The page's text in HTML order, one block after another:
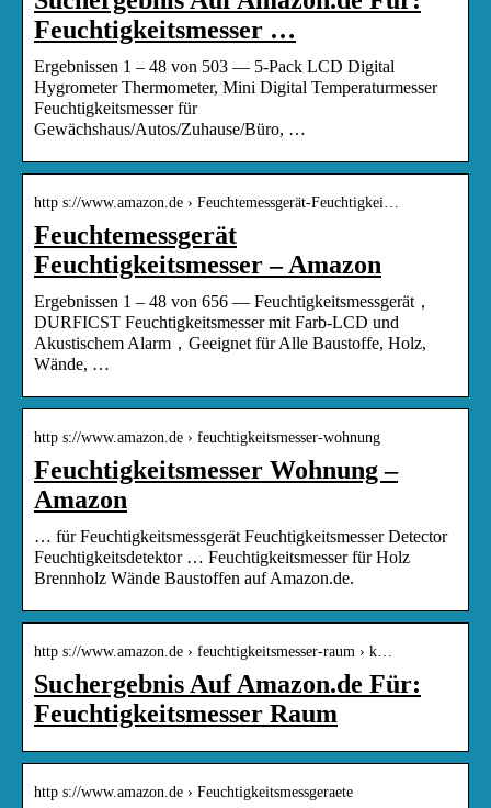
Feuchtigkeitsmesser …
Ergebnissen 1 – 48 von 503 — 5-Pack LCD Digital
Hygrometer Thermometer, Mini Digital Temperaturmesser
Feuchtigkeitsmesser für
Gewächshaus/Autos/Zuhause/Büro, …
http s://www.amazon.de › Feuchtemessgerät-Feuchtigkei…
Feuchtemessgerät
Feuchtigkeitsmesser – Amazon
Ergebnissen 1 – 48 von 656 — Feuchtigkeitsmessgerät，
DURFICST Feuchtigkeitsmesser mit Farb-LCD und
Akustischem Alarm，Geeignet für Alle Baustoffe, Holz,
Wände, …
http s://www.amazon.de › feuchtigkeitsmesser-wohnung
Feuchtigkeitsmesser Wohnung –
Amazon
… für Feuchtigkeitsmessgerät Feuchtigkeitsmesser Detector
Feuchtigkeitsdetektor … Feuchtigkeitsmesser für Holz
Brennholz Wände Baustoffen auf Amazon.de.
http s://www.amazon.de › feuchtigkeitsmesser-raum › k…
Suchergebnis Auf Amazon.de Für:
Feuchtigkeitsmesser Raum
http s://www.amazon.de › Feuchtigkeitsmessgeraete